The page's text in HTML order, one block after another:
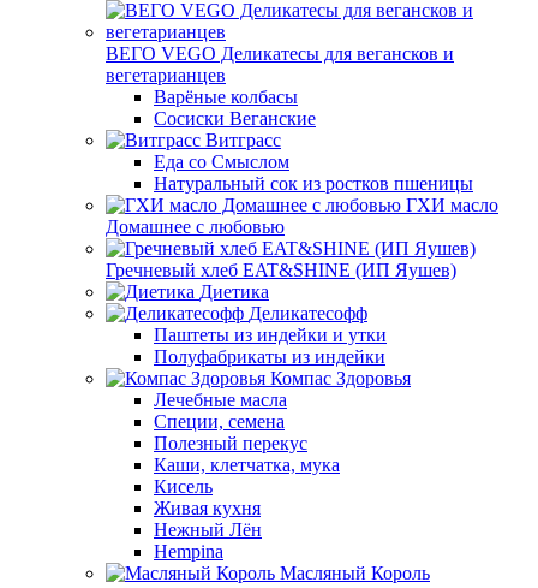
ВЕГО VEGO Деликатесы для вегансков и
вегетарианцев
Варёные колбасы
Сосиски Веганские
Витграсс
Еда со Смыслом
Натуральный сок из ростков пшеницы
ГХИ масло
Домашнее с любовью
Гречневый хлеб EAT&SHINE (ИП Яушев)
Диетика
Деликатесофф
Паштеты из индейки и утки
Полуфабрикаты из индейки
Компас Здоровья
Лечебные масла
Специи, семена
Полезный перекус
Каши, клетчатка, мука
Кисель
Живая кухня
Нежный Лён
Hempina
Масляный Король